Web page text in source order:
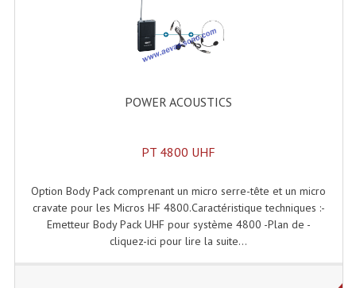
Amplificateurs
Amplificateurs Multi-Canaux
Egaliseur Egaliseurs
Enceintes Et Caissons Basses
Packs Sono
POWER ACOUSTICS
PT 4800 UHF
Option Body Pack comprenant un micro serre-tête et un micro
cravate pour les Micros HF 4800.Caractéristique techniques :-
Emetteur Body Pack UHF pour système 4800 -Plan de -
cliquez-ici pour lire la suite...